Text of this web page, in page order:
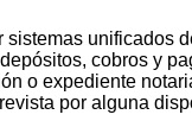
sistemas unificados
cobros y
o expediente
por alguna